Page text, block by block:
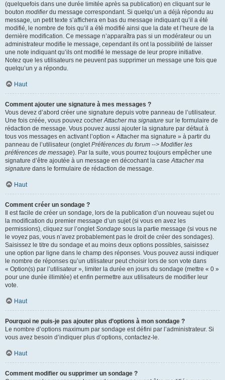
(quelquefois dans une durée limitée après sa publication) en cliquant sur le
bouton modifierdu message correspondant. Si quelqu’un a déjà répondu au
message, un petit texte s’affichera en bas du message indiquant qu’il a été
modifié, le nombre de fois qu’il a été modifié ainsi que la date et l’heure de la
dernière modification. Ce message n’apparaîtra pas si un modérateur ou un
administrateur modifie le message, cependant ils ont la possibilité de laisser
une note indiquant qu’ils ont modifié le message de leur propre initiative.
Notez que les utilisateurs ne peuvent pas supprimer un message une fois que
quelqu’un y a répondu.
Haut
Comment ajouter une signature à mes messages ?
Vous devez d’abord créer une signature depuis votre panneau de l’utilisateur.
Une fois créée, vous pouvez cocherAttacher ma signature sur le formulaire de
rédaction de message. Vous pouvez aussi ajouter la signature par défaut à
tous vos messages en activant l’option « Attacher ma signature » à partir du
panneau de l’utilisateur (ongletPréférences du forum --> Modifier les
préférences de message). Par la suite, vous pourrez toujours empêcher une
signature d’être ajoutée à un message en décochant la caseAttacher ma
signature dans le formulaire de rédaction de message.
Haut
Comment créer un sondage ?
Il est facile de créer un sondage, lors de la publication d’un nouveau sujet ou
la modification du premier message d’un sujet (si vous en avez les
permissions), cliquez sur l’ongletSondage sous la partie message (si vous ne
le voyez pas, vous n’avez probablement pas le droit de créer des sondages).
Saisissez le titre du sondage et au moins deux options possibles, saisissez
une option par ligne dans le champ des réponses. Vous pouvez aussi indiquer
le nombre de réponses qu’un utilisateur peut choisir lors de son vote dans
« Option(s) par l’utilisateur », limiter la durée en jours du sondage (mettre « 0 »
pour une durée illimitée) et enfin permettre aux utilisateurs de modifier leur
vote.
Haut
Pourquoi ne puis-je pas ajouter plus d’options à mon sondage ?
Le nombre d’options maximum par sondage est défini par l’administrateur. Si
vous avez besoin d’indiquer plus d’options, contactez-le.
Haut
Comment modifier ou supprimer un sondage ?